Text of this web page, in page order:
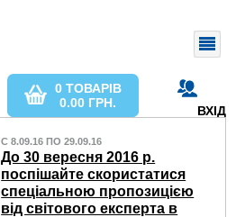
ВХІД
0 ТОВАРІВ
0.00 ГРН.
С 8.09.16 ПО 29.09.16
До 30 вересня 2016 р.
поспішайте скористатися
спеціальною пропозицією
від світового експерта в